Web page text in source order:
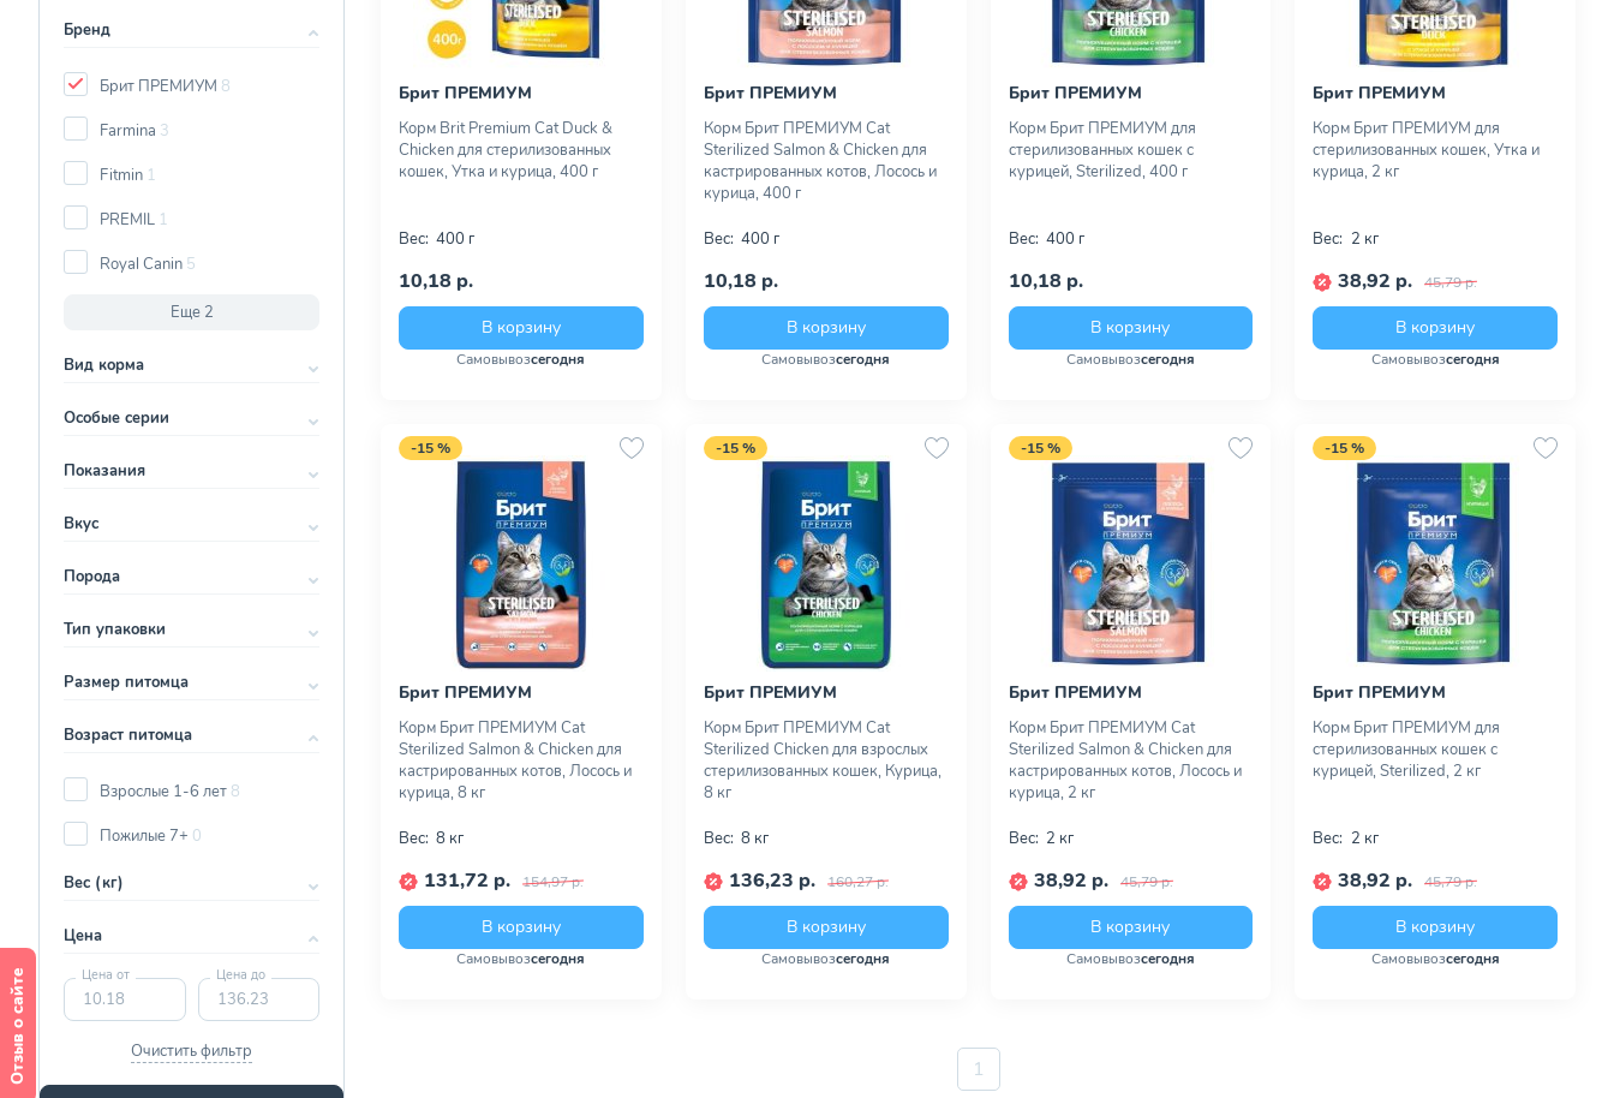
Бренд
Брит ПРЕМИУМ 8
Farmina 3
Fitmin 1
PREMIL 1
Royal Canin 5
Еще 2
Вид корма
Особые серии
Показания
Вкус
Порода
Тип упаковки
Размер питомца
Возраст питомца
Взрослые 1-6 лет 8
Пожилые 7+ 0
Вес (кг)
Цена
Цена от Цена до
Очистить фильтр
Брит ПРЕМИУМ
Корм Brit Premium Cat Duck &
Chicken для стерилизованных
кошек, Утка и курица, 400 г
Вес: 400 г
10,18 р.
В корзину
Самовывозсегодня
Брит ПРЕМИУМ
Корм Брит ПРЕМИУМ Cat
Sterilized Salmon & Chicken для
кастрированных котов, Лосось и
курица, 400 г
Вес: 400 г
10,18 р.
В корзину
Самовывозсегодня
Брит ПРЕМИУМ
Корм Брит ПРЕМИУМ для
стерилизованных кошек с
курицей, Sterilized, 400 г
Вес: 400 г
10,18 р.
В корзину
Самовывозсегодня
Брит ПРЕМИУМ
Корм Брит ПРЕМИУМ для
стерилизованных кошек, Утка и
курица, 2 кг
Вес: 2 кг
38,92 р. 45,79 р.
В корзину
Самовывозсегодня
-15 %
Брит ПРЕМИУМ
Корм Брит ПРЕМИУМ Cat
Sterilized Salmon & Chicken для
кастрированных котов, Лосось и
курица, 8 кг
Вес: 8 кг
131,72 р. 154,97 р.
В корзину
Самовывозсегодня
-15 %
Брит ПРЕМИУМ
Корм Брит ПРЕМИУМ Cat
Sterilized Chicken для взрослых
стерилизованных кошек, Курица,
8 кг
Вес: 8 кг
136,23 р. 160,27 р.
В корзину
Самовывозсегодня
-15 %
Брит ПРЕМИУМ
Корм Брит ПРЕМИУМ Cat
Sterilized Salmon & Chicken для
кастрированных котов, Лосось и
курица, 2 кг
Вес: 2 кг
38,92 р. 45,79 р.
В корзину
Самовывозсегодня
-15 %
Брит ПРЕМИУМ
Корм Брит ПРЕМИУМ для
стерилизованных кошек с
курицей, Sterilized, 2 кг
Вес: 2 кг
38,92 р. 45,79 р.
В корзину
Самовывозсегодня
1
Отзыв о сайте